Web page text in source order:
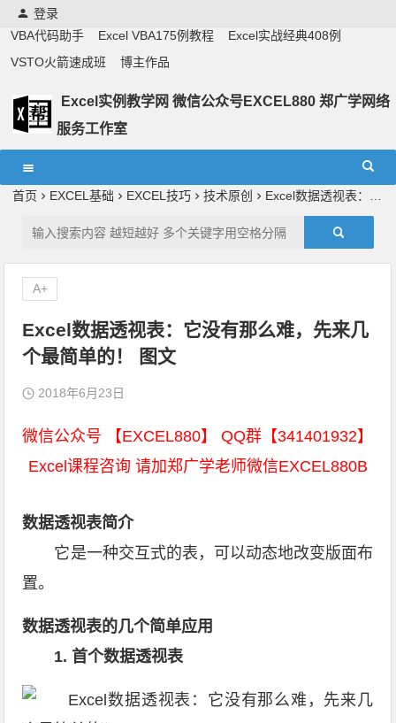
登录
VBA代码助手
Excel VBA175例教程
Excel实战经典408例
VSTO火箭速成班
博主作品
Excel实例教学网 微信公众号EXCEL880 郑广学网络
服务工作室
首页
EXCEL基础 EXCEL技巧 技术原创 Excel数据透视表：它没有那么难，先来几个最简单的！ 图文
Excel数据透视表：它没有那么难，先来几
个最简单的！ 图文
2018年6月23日
微信公众号 【EXCEL880】 QQ群【341401932】
Excel课程咨询 请加郑广学老师微信EXCEL880B
数据透视表简介
它是一种交互式的表，可以动态地改变版面布
置。
数据透视表的几个简单应用
1. 首个数据透视表
A+